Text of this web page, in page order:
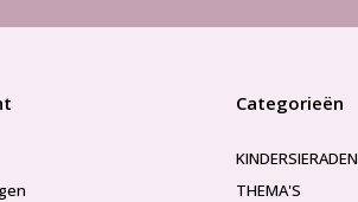
Categorieën
KINDERSIERADEN
THEMA'S